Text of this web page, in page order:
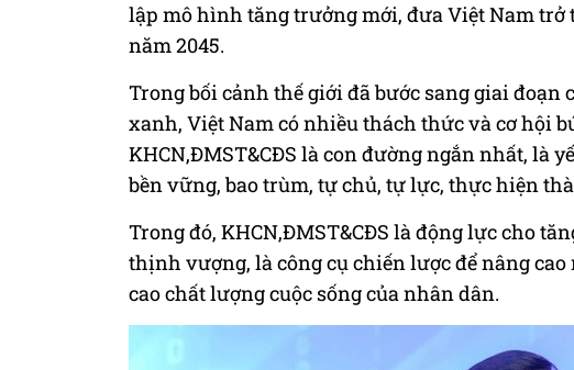
lập mô hình tăng trưởng mới, đưa Việt Nam
năm 2045.
Trong bối cảnh thế giới đã bước sang giai đoạn
xanh, Việt Nam có nhiều thách thức và cơ hội
KHCN,ĐMST&CĐS là con đường ngắn nhất, là
bền vững, bao trùm, tự chủ, tự lực, thực hiện
Trong đó, KHCN,ĐMST&CĐS là động lực cho
thịnh vượng, là công cụ chiến lược để nâng
cao chất lượng cuộc sống của nhân dân.